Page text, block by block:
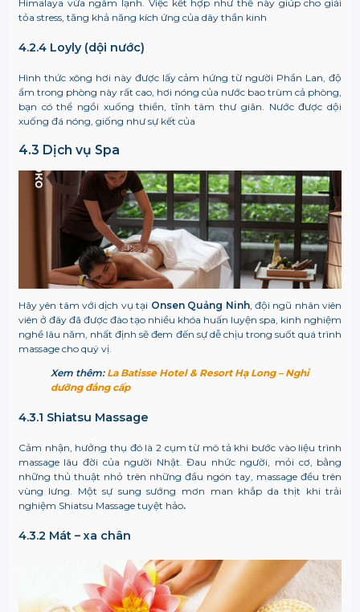
Himalaya vừa ngâm lạnh. Việc kết hợp như thế này giúp cho giải
tỏa stress, tăng khả năng kích ứng của dây thần kinh
4.2.4 Loyly (dội nước)
Hình thức xông hơi này được lấy cảm hứng từ người Phần Lan, độ
ẩm trong phòng này rất cao, hơi nóng của nước bao trùm cả phòng,
bạn có thể ngồi xuống thiền, tĩnh tâm thư giãn. Nước được dội
xuống đá nóng, giống như sự kết của
4.3 Dịch vụ Spa
Hãy yên tâm với dịch vụ tại Onsen Quảng Ninh, đội ngũ nhân viên
viên ở đây đã được đào tạo nhiều khóa huấn luyện spa, kinh nghiệm
nghề lâu năm, nhất định sẽ đem đến sự dễ chịu trong suốt quá trình
massage cho quý vị.
Xem thêm: La Batisse Hotel & Resort Hạ Long – Nghỉ
dưỡng đẳng cấp
4.3.1 Shiatsu Massage
Cảm nhận, hưởng thụ đó là 2 cụm từ mô tả khi bước vào liệu trình
massage lâu đời của người Nhật. Đau nhức người, mỏi cơ, bằng
những thủ thuật nhỏ trên những đầu ngón tay, massage đều trên
vùng lưng. Một sự sung sướng mơn man khắp da thịt khi trải
nghiệm Shiatsu Massage tuyệt hảo.
4.3.2 Mát – xa chân